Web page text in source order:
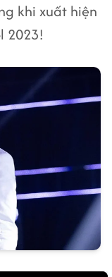
khi xuất hiện
2023!